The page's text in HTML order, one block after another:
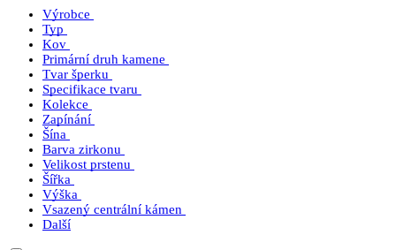
Výrobce
Typ
Kov
Primární druh kamene
Tvar šperku
Specifikace tvaru
Kolekce
Zapínání
Šína
Barva zirkonu
Velikost prstenu
Šířka
Výška
Vsazený centrální kámen
Další